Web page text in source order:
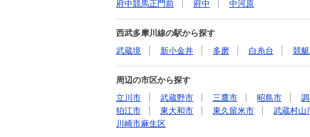
府中競馬正門前
府中 中河原
西武多摩川線の駅から探す
武蔵境
新小金井 多磨 白糸台 競
周辺の市区から探す
立川市
武蔵野市 三鷹市 昭島市
狛江市
東大和市 東久留米市 武蔵村山
川崎市麻生区